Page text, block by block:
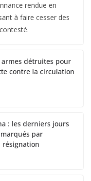
rendue en
à faire cesser des
armes détruites pour
contre la circulation
: les derniers jours
par
résignation